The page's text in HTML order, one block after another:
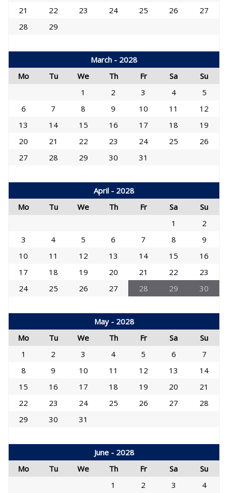
21
22 23 24 25 26
27
28
29
March - 2028
Mo
Tu We Th Fr Sa
Su
1
2 3 4
5
6
7 8 9 10 11
12
13
14 15 16 17 18
19
20
21 22 23 24 25
26
27
28 29 30 31
April - 2028
Mo
Tu We Th Fr Sa
Su
1
2
3
4 5 6 7 8
9
10
11 12 13 14 15
16
17
18 19 20 21 22
23
24
25 26 27 28 29 30
May - 2028
Mo
Tu We Th Fr Sa
Su
1
2 3 4 5 6
7
8
9 10 11 12 13
14
15
16 17 18 19 20
21
22
23 24 25 26 27
28
29
30 31
June - 2028
Mo
Tu We Th Fr Sa
Su
1
2 3 4